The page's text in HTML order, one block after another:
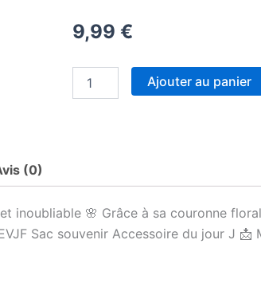
9,99 €
Couronne
Fleurs
–
Ajouter au panier
(0)
inoubliable 🌸 Grâce à sa couronne
Sac souvenir Accessoire du jour J